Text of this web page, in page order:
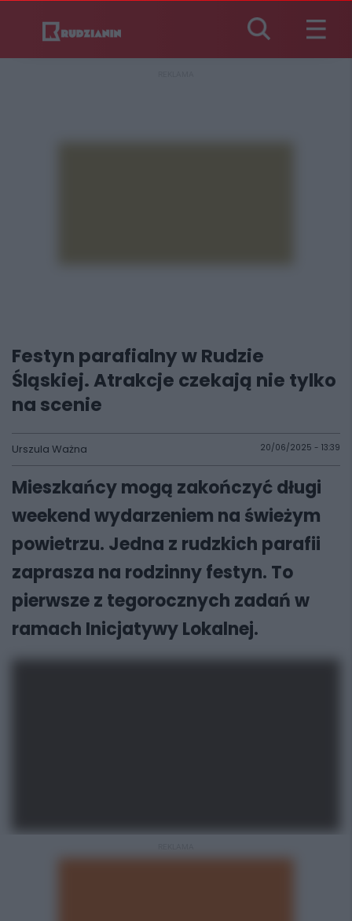
Festyn parafialny w Rudzie
Śląskiej. Atrakcje czekają nie tylko
na scenie
Urszula Ważna 20/06/2025 - 13:39
Mieszkańcy mogą zakończyć długi
weekend wydarzeniem na świeżym
powietrzu. Jedna z rudzkich parafii
zaprasza na rodzinny festyn. To
pierwsze z tegorocznych zadań w
ramach Inicjatywy Lokalnej.